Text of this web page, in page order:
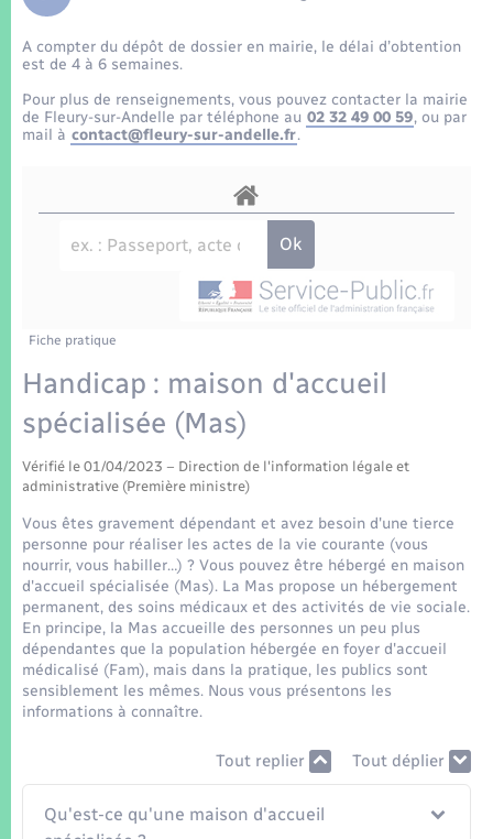
Etat-civil - Papiers - Citoyenneté
Mariage – PACS
Parrainage civil
Logement - Urbanisme
Nouvel habitant
Organisation d’événement
Sécurité - Prévention
Transports
Transports scolaires
Voirie et espace public
Travaux - Autorisation d’occupation de l’espace
public
Compétences
Plan interactif
La Communauté de communes
A compter du dépôt de dossier en mairie, le délai d’obtention
est de 4 à 6 semaines.
Pour plus de renseignements, vous pouvez contacter la mairie
de Fleury-sur-Andelle par téléphone au 02 32 49 00 59, ou par
mail à contact@fleury-sur-andelle.fr.
Fiche pratique
Handicap : maison d'accueil
spécialisée (Mas)
Vérifié le 01/04/2023 – Direction de l'information légale et
administrative (Première ministre)
Vous êtes gravement dépendant et avez besoin d'une tierce
personne pour réaliser les actes de la vie courante (vous
nourrir, vous habiller…) ? Vous pouvez être hébergé en maison
d'accueil spécialisée (Mas). La Mas propose un hébergement
permanent, des soins médicaux et des activités de vie sociale.
En principe, la Mas accueille des personnes un peu plus
dépendantes que la population hébergée en foyer d'accueil
médicalisé (Fam), mais dans la pratique, les publics sont
sensiblement les mêmes. Nous vous présentons les
informations à connaître.
Tout replier Tout déplier
Qu'est-ce qu'une maison d'accueil